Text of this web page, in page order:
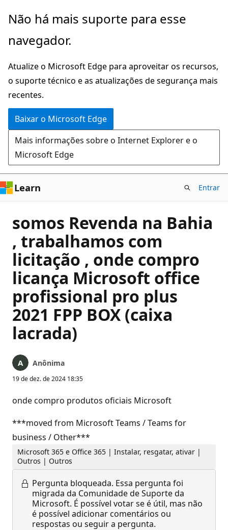
Pular
o
principal
Não há mais suporte para esse
navegador.
Atualize o Microsoft Edge para aproveitar os recursos,
o suporte técnico e as atualizações de segurança mais
recentes.
Baixar o Microsoft Edge
Mais informações sobre o Internet Explorer e o
Microsoft Edge
Learn Entrar
somos Revenda na Bahia
, trabalhamos com
licitação , onde compro
licança Microsoft office
profissional pro plus
2021 FPP BOX (caixa
lacrada)
Anônima
19 de dez. de 2024 18:35
onde compro produtos oficiais Microsoft
***moved from Microsoft Teams / Teams for
business / Other***
Microsoft 365 e Office 365 | Instalar, resgatar, ativar |
Outros | Outros
Pergunta bloqueada. Essa pergunta foi
migrada da Comunidade de Suporte da
Microsoft. É possível votar se é útil, mas não
é possível adicionar comentários ou
respostas ou seguir a pergunta.